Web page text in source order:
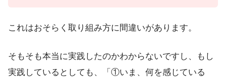
これはおそらく取り組み方に間違いがあります。
そもそも本当に実践したのかわからないですし、もし
実践しているとしても、「①いま、何を感じている